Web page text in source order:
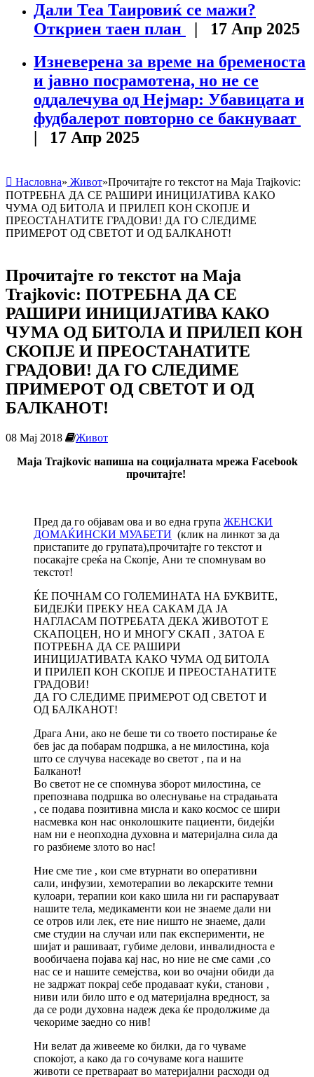
Дали Теа Таировиќ се мажи?
Откриен таен план
| 17 Апр 2025
Изневерена за време на бременоста
и јавно посрамотена, но не се
оддалечува од Нејмар: Убавицата и
фудбалерот повторно се бакнуваат
| 17 Апр 2025
Насловна» Живот»Прочитајте го текстот на Maja Trajkovic:
ПОТРЕБНА ДА СЕ РАШИРИ ИНИЦИЈАТИВА КАКО
ЧУМА ОД БИТОЛА И ПРИЛЕП КОН СКОПЈЕ И
ПРЕОСТАНАТИТЕ ГРАДОВИ! ДА ГО СЛЕДИМЕ
ПРИМЕРОТ ОД СВЕТОТ И ОД БАЛКАНОТ!
Прочитајте го текстот на Maja
Trajkovic: ПОТРЕБНА ДА СЕ
РАШИРИ ИНИЦИЈАТИВА КАКО
ЧУМА ОД БИТОЛА И ПРИЛЕП КОН
СКОПЈЕ И ПРЕОСТАНАТИТЕ
ГРАДОВИ! ДА ГО СЛЕДИМЕ
ПРИМЕРОТ ОД СВЕТОТ И ОД
БАЛКАНОТ!
08 Мај 2018
Живот
Maja Trajkovic напиша на социјалната мрежа Facebook
прочитајте!
Пред да го објавам ова и во една група ЖЕНСКИ
ДОМАЌИНСКИ МУАБЕТИ (клик на линкот за да
пристапите до групата),прочитајте го текстот и
посакајте среќа на Скопје, Ани те спомнувам во
текстот!
ЌЕ ПОЧНАМ СО ГОЛЕМИНАТА НА БУКВИТЕ,
БИДЕЈЌИ ПРЕКУ НЕА САКАМ ДА ЈА
НАГЛАСАМ ПОТРЕБАТА ДЕКА ЖИВОТОТ Е
СКАПОЦЕН, НО И МНОГУ СКАП , ЗАТОА Е
ПОТРЕБНА ДА СЕ РАШИРИ
ИНИЦИЈАТИВАТА КАКО ЧУМА ОД БИТОЛА
И ПРИЛЕП КОН СКОПЈЕ И ПРЕОСТАНАТИТЕ
ГРАДОВИ!
ДА ГО СЛЕДИМЕ ПРИМЕРОТ ОД СВЕТОТ И
ОД БАЛКАНОТ!
Драга Ани, ако не беше ти со твоето постирање ќе
бев јас да побарам подршка, а не милостина, која
што се случува насекаде во светот , па и на
Балканот!
Во светот не се спомнува зборот милостина, се
препознава подршка во олеснување на страдањата
, се подава позитивна мисла и како космос се шири
насмевка кон нас онколошките пациенти, бидејќи
нам ни е неопходна духовна и материјална сила да
го разбиеме злото во нас!
Ние сме тие , кои сме втурнати во оперативни
сали, инфузии, хемотерапии во лекарските темни
кулоари, терапии кои како шила ни ги распаруваат
нашите тела, медикаменти кои не знаеме дали ни
се отров или лек, ете ние ништо не знаеме, дали
сме студии на случаи или пак експерименти, не
шијат и рашиваат, губиме делови, инвалидноста е
вообичаена појава кај нас, но ние не сме сами ,со
нас се и нашите семејства, кои во очајни обиди да
не задржат покрај себе продаваат куќи, станови ,
ниви или било што е од материјална вредност, за
да се роди духовна надеж дека ќе продолжиме да
чекориме заедно со нив!
Ни велат да живееме ко билки, да го чуваме
спокојот, а како да го сочуваме кога нашите
животи се претвараат во материјални расходи од